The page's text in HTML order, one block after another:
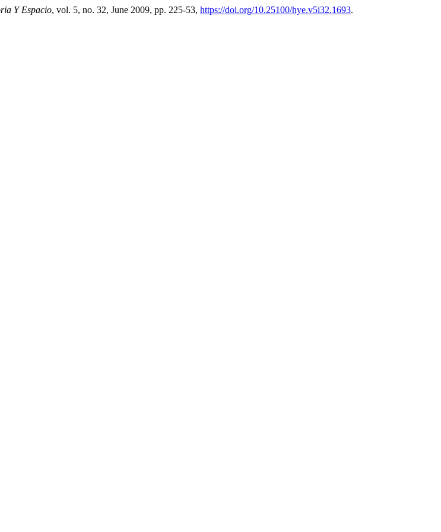
Y Espacio, vol. 5, no. 32, June 2009, pp. 225-53, https://doi.org/10.25100/hye.v5i32.1693.